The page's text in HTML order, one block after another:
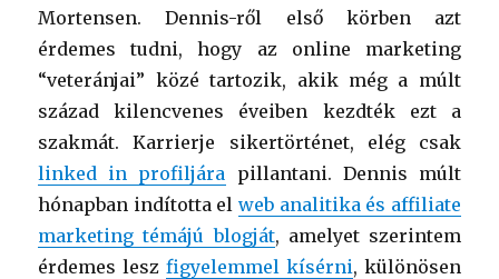
Mortensen. Dennis-ről első körben azt
érdemes tudni, hogy az online marketing
“veteránjai” közé tartozik, akik még a múlt
század kilencvenes éveiben kezdték ezt a
szakmát. Karrierje sikertörténet, elég csak
linked in profiljára pillantani. Dennis múlt
hónapban indította el web analitika és affiliate
marketing témájú blogját, amelyet szerintem
érdemes lesz figyelemmel kísérni, különösen